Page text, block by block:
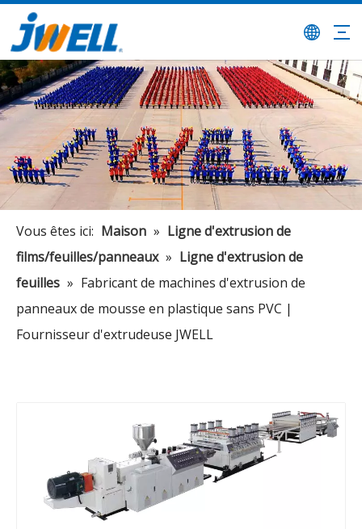
Vous êtes ici: Maison » Ligne d'extrusion de
films/feuilles/panneaux » Ligne d'extrusion de
feuilles » Fabricant de machines d'extrusion de
panneaux de mousse en plastique sans PVC |
Fournisseur d'extrudeuse JWELL